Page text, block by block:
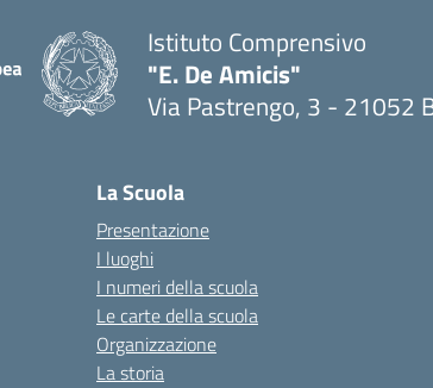
Istituto Comprensivo
"E. De Amicis"
Via Pastrengo, 3 - 21052
La Scuola
Presentazione
I luoghi
I numeri della scuola
Le carte della scuola
Organizzazione
La storia